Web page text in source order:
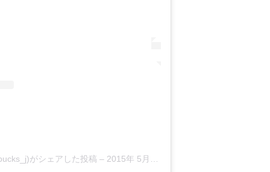
がシェアした投稿 – 2015年 5月月12日午前7時35分PDT